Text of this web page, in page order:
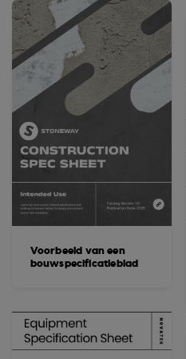
Voorbeeld van een
bouwspecificatieblad